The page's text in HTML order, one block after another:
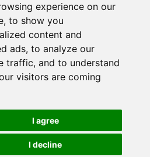
experience on our
to show you
content and
ads, to analyze our
traffic, and to understand
visitors are coming
I agree
I decline